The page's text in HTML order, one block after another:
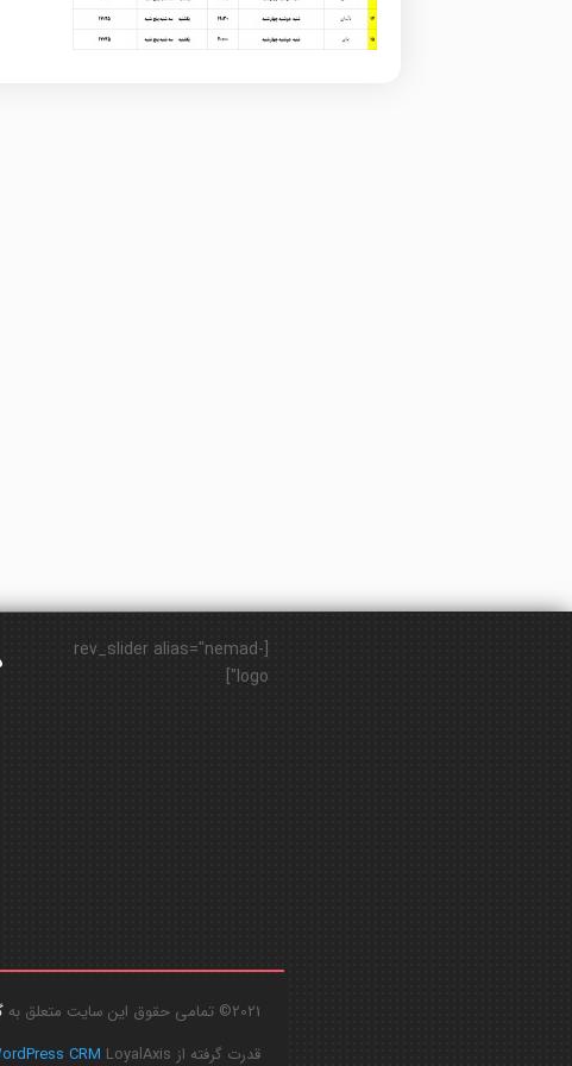
[rev_slider alias="nemad-
logo"]
2021© تمامی حقوق این سایت متعلق به
قدرت گرفته از
CRM LoyalAxis